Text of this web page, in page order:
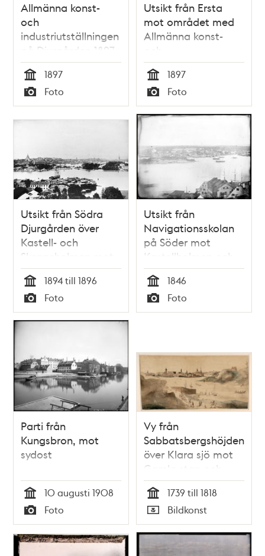
Allmänna konst-
och
industriutställningen
på Djurgården 1897
Tid
1897
Typ
Foto
Utsikt från Ersta
mot området med
Allmänna konst-
och
industriutställningen
på Djurgården
Tid
1897
Typ
Foto
Utsikt från Södra
Djurgården över
Kastell- och
Skeppsholmen mot
Södermalm
Tid
1894 till 1896
Typ
Foto
Utsikt från
Navigationsskolan
på Söder mot
Kastellholmen och
Djurgården
Tid
1846
Typ
Foto
Parti från
Kungsbron, mot
sydost
Tid
10 augusti 1908
Typ
Foto
Vy från
Sabbatsbergshöjden
över Klara sjö mot
Gamla stan och
Kungsholmen
Tid
1739 till 1818
Typ
Bildkonst